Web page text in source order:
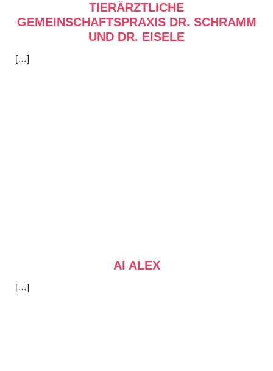
TIERÄRZTLICHE
GEMEINSCHAFTSPRAXIS DR. SCHRAMM
UND DR. EISELE
[…]
AI ALEX
[…]